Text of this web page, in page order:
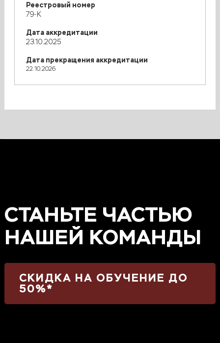
Реестровый номер
79-К
Дата аккредитации
23.10.2025
Дата прекращения аккредитации
22.10.2026
СТАНЬТЕ ЧАСТЬЮ
НАШЕЙ КОМАНДЫ
СКИДКА НА ОБУЧЕНИЕ ДО
50%*